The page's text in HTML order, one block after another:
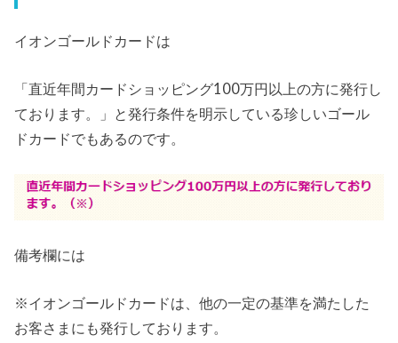
イオンゴールドカードは
「直近年間カードショッピング100万円以上の方に発行し
ております。」と発行条件を明示している珍しいゴール
ドカードでもあるのです。
備考欄には
※イオンゴールドカードは、他の一定の基準を満たした
お客さまにも発行しております。